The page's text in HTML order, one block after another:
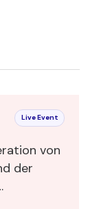
Live Event
von
der